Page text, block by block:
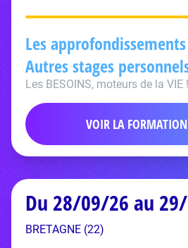
Les
Autres stages
Les BESOINS, moteurs de la VIE
VOIR LA FORMATION
Du 28/09/26 au
BRETAGNE (22)